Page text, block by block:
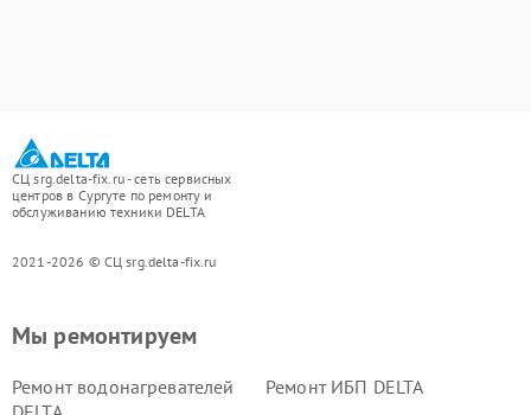
СЦ srg.delta-fix.ru - сеть сервисных
центров в Сургуте по ремонту и
обслуживанию техники DELTA
2021-2026 © СЦ srg.delta-fix.ru
Мы ремонтируем
Ремонт водонагревателей
Ремонт ИБП DELTA